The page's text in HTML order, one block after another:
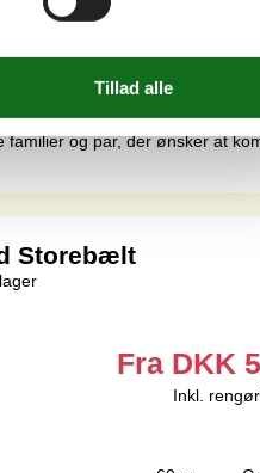
92 m²
på Stentoften 22 i
og par, der ønsker at
Storebælt
Fra DKK
Inkl.